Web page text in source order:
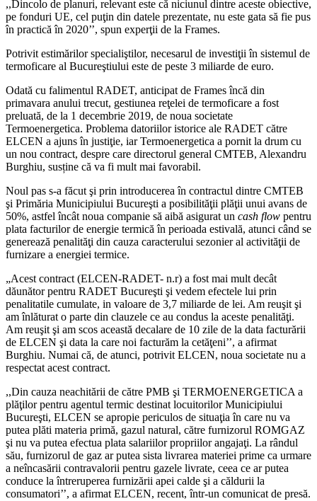
,,Dincolo de planuri, relevant este că niciunul dintre aceste obiective,
pe fonduri UE, cel puţin din datele prezentate, nu este gata să fie pus
în practică în 2020’’, spun experţii de la Frames.
Potrivit estimărilor specialiştilor, necesarul de investiţii în sistemul de
termoficare al Bucureştiului este de peste 3 miliarde de euro.
Odată cu falimentul RADET, anticipat de Frames încă din
primavara anului trecut, gestiunea reţelei de termoficare a fost
preluată, de la 1 decembrie 2019, de noua societate
Termoenergetica. Problema datoriilor istorice ale RADET către
ELCEN a ajuns în justiţie, iar Termoenergetica a pornit la drum cu
un nou contract, despre care directorul general CMTEB, Alexandru
Burghiu, susține că va fi mult mai favorabil.
Noul pas s-a făcut şi prin introducerea în contractul dintre CMTEB
şi Primăria Municipiului Bucureşti a posibilităţii plăţii unui avans de
50%, astfel încât noua companie să aibă asigurat un cash flow pentru
plata facturilor de energie termică în perioada estivală, atunci când se
generează penalităţi din cauza caracterului sezonier al activităţii de
furnizare a energiei termice.
„Acest contract (ELCEN-RADET- n.r) a fost mai mult decât
dăunător pentru RADET Bucureşti şi vedem efectele lui prin
penalitatile cumulate, in valoare de 3,7 miliarde de lei. Am reuşit şi
am înlăturat o parte din clauzele ce au condus la aceste penalităţi.
Am reuşit şi am scos această decalare de 10 zile de la data facturării
de ELCEN şi data la care noi facturăm la cetăţeni’’, a afirmat
Burghiu. Numai că, de atunci, potrivit ELCEN, noua societate nu a
respectat acest contract.
,,Din cauza neachitării de către PMB şi TERMOENERGETICA a
plăţilor pentru agentul termic destinat locuitorilor Municipiului
Bucureşti, ELCEN se apropie periculos de situaţia în care nu va
putea plăti materia primă, gazul natural, către furnizorul ROMGAZ
şi nu va putea efectua plata salariilor propriilor angajaţi. La rândul
său, furnizorul de gaz ar putea sista livrarea materiei prime ca urmare
a neîncasării contravalorii pentru gazele livrate, ceea ce ar putea
conduce la întreruperea furnizării apei calde şi a căldurii la
consumatori’’, a afirmat ELCEN, recent, într-un comunicat de presă.